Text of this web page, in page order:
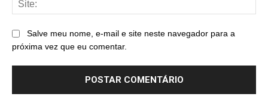
Salve meu nome, e-mail e site neste navegador para a
próxima vez que eu comentar.